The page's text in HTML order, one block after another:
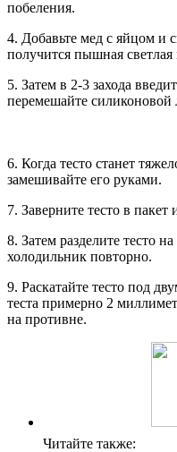
побеления.
4. Добавьте мед с яйцом и
получится пышная светлая
5. Затем в 2-3 захода
перемешайте силиконовой
6. Когда тесто станет
замешивайте его руками.
7. Заверните тесто в пакет
8. Затем разделите тесто
холодильник повторно.
9. Раскатайте тесто под
теста примерно 2
на противне.
Читайте также: